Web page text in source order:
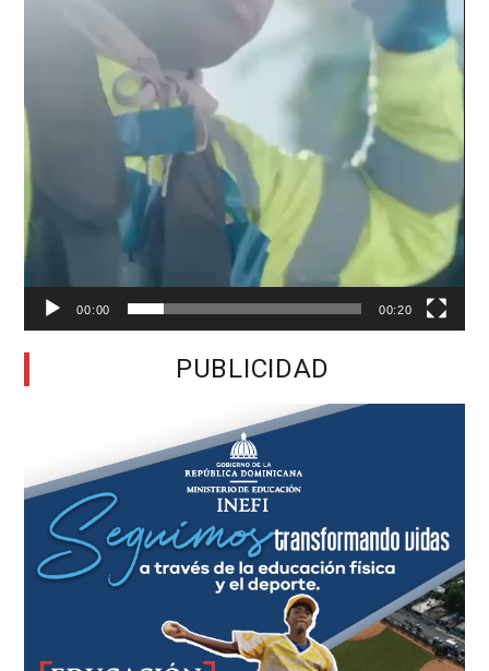
00:00 00:20
PUBLICIDAD